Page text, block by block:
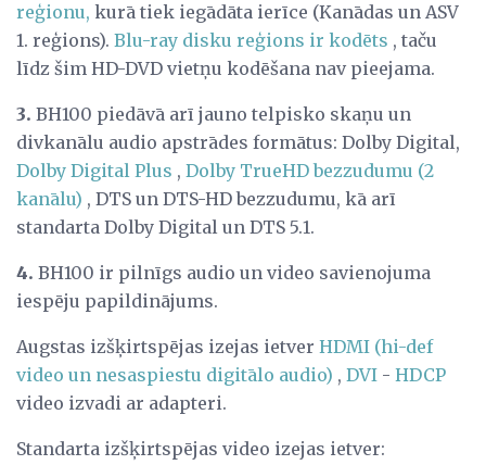
reģionu, kurā tiek iegādāta ierīce (Kanādas un ASV
1. reģions). Blu-ray disku reģions ir kodēts , taču
līdz šim HD-DVD vietņu kodēšana nav pieejama.
3. BH100 piedāvā arī jauno telpisko skaņu un
divkanālu audio apstrādes formātus: Dolby Digital,
Dolby Digital Plus , Dolby TrueHD bezzudumu (2
kanālu) , DTS un DTS-HD bezzudumu, kā arī
standarta Dolby Digital un DTS 5.1.
4. BH100 ir pilnīgs audio un video savienojuma
iespēju papildinājums.
Augstas izšķirtspējas izejas ietver HDMI (hi-def
video un nesaspiestu digitālo audio) , DVI - HDCP
video izvadi ar adapteri.
Standarta izšķirtspējas video izejas ietver: